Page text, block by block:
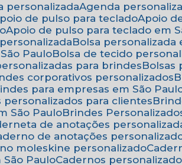
personalizada
Agenda
Apoio de pulso para teclado Apoio
Apoio de pulso para teclado em
personalizada Bolsa
Paulo
Bolsa de tecido
para brindes
corporativos personalizados
para empresas em São
personalizados para clientes
São Paulo
Brindes
de anotações
de anotações
moleskine personalizado
São Paulo
Cadernos